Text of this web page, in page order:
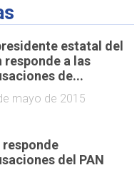
estatal del
responde a las
de...
mayo de 2015
responde
del PAN